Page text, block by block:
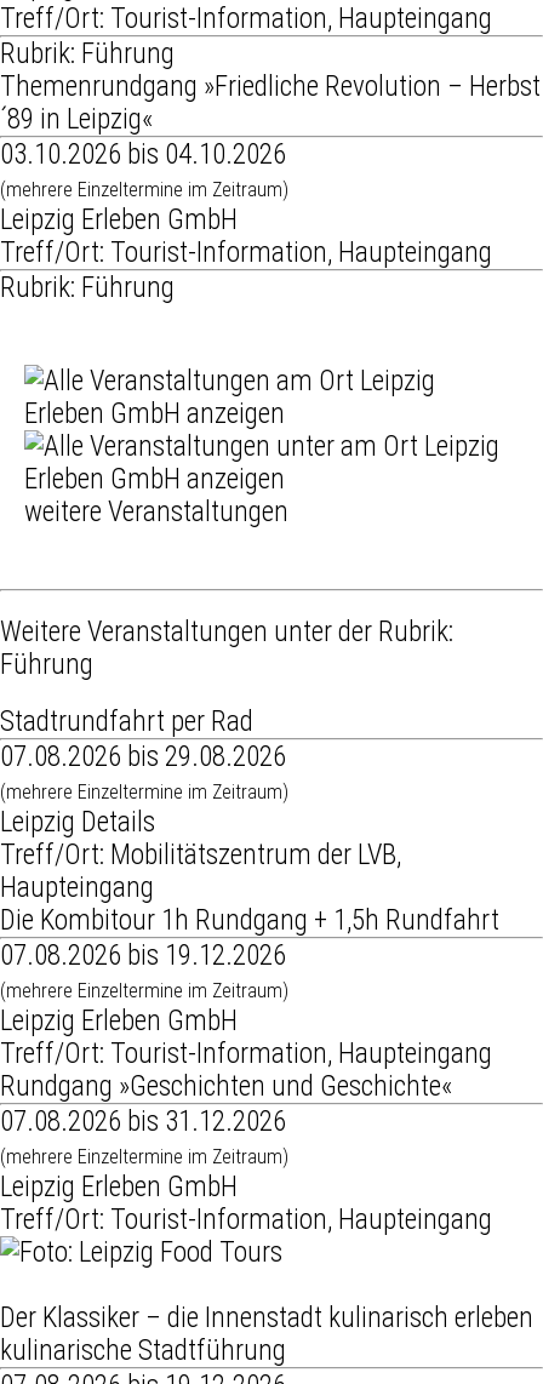
Treff/Ort: Tourist-Information, Haupteingang
Rubrik: Führung
Themenrundgang »Friedliche Revolution – Herbst
´89 in Leipzig«
03.10.2026 bis 04.10.2026
(mehrere Einzeltermine im Zeitraum)
Leipzig Erleben GmbH
Treff/Ort: Tourist-Information, Haupteingang
Rubrik: Führung
weitere Veranstaltungen
Weitere Veranstaltungen unter der Rubrik:
Führung
Stadtrundfahrt per Rad
07.08.2026 bis 29.08.2026
(mehrere Einzeltermine im Zeitraum)
Leipzig Details
Treff/Ort: Mobilitätszentrum der LVB,
Haupteingang
Die Kombitour 1h Rundgang + 1,5h Rundfahrt
07.08.2026 bis 19.12.2026
(mehrere Einzeltermine im Zeitraum)
Leipzig Erleben GmbH
Treff/Ort: Tourist-Information, Haupteingang
Rundgang »Geschichten und Geschichte«
07.08.2026 bis 31.12.2026
(mehrere Einzeltermine im Zeitraum)
Leipzig Erleben GmbH
Treff/Ort: Tourist-Information, Haupteingang
Der Klassiker – die Innenstadt kulinarisch erleben
kulinarische Stadtführung